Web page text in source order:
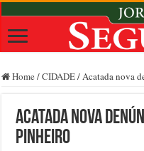
Home /CIDADE/Acatada nova
Acatada nova
Pinheiro